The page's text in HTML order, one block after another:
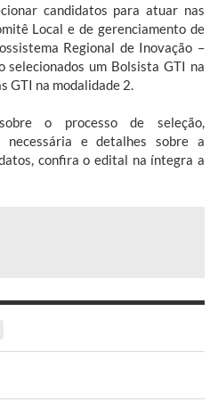
candidatos para atuar nas
Local e de gerenciamento de
Regional de Inovação –
selecionados um Bolsista GTI na
GTI na modalidade 2.
o processo de seleção,
necessária e detalhes sobre a
confira o edital na íntegra a